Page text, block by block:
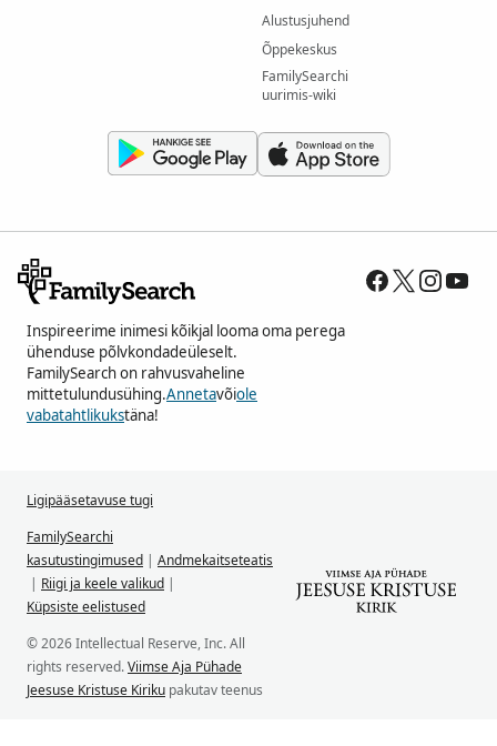
Alustusjuhend
Õppekeskus
FamilySearchi
uurimis-wiki
Inspireerime inimesi kõikjal looma oma perega
ühenduse põlvkondadeüleselt.
FamilySearch on rahvusvaheline
mittetulundusühing.Annetavõiole
vabatahtlikukstäna!
Ligipääsetavuse tugi
FamilySearchi
kasutustingimused | Andmekaitseteatis
| Riigi ja keele valikud |
Küpsiste eelistused
© 2026 Intellectual Reserve, Inc. All
rights reserved.Viimse Aja Pühade
Jeesuse Kristuse Kiriku pakutav teenus